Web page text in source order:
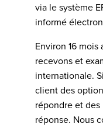
via le système
informé
Environ 16
recevons et
internationale.
client des
répondre et des
réponse. Nous